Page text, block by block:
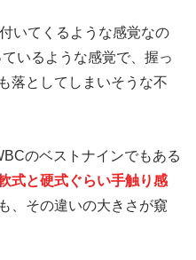
いてくるような感覚なの
いるような感覚で、握っ
落としてしまいそうな不
のベストナインでもある
式と硬式ぐらい手触り感
、その違いの大きさが窺